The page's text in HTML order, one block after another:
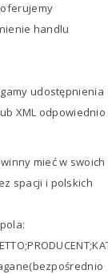
handlu
udostępnienia
XML odpowiednio
mieć w swoich
spacji i polskich